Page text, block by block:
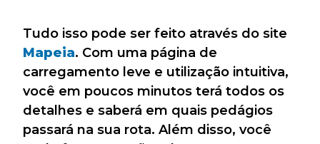
Tudo isso pode ser feito através do site
Mapeia. Com uma página de
carregamento leve e utilização intuitiva,
você em poucos minutos terá todos os
detalhes e saberá em quais pedágios
passará na sua rota. Além disso, você